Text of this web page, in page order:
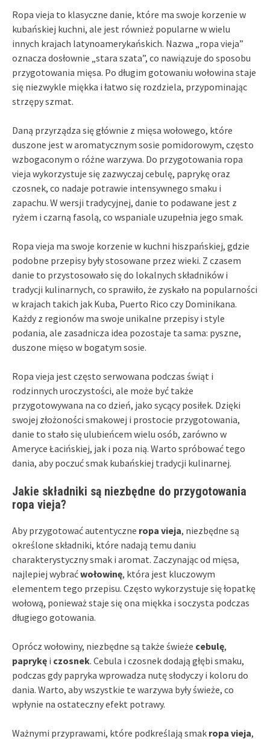
Ropa vieja to klasyczne danie, które ma swoje korzenie w
kubańskiej kuchni, ale jest również popularne w wielu
innych krajach latynoamerykańskich. Nazwa „ropa vieja”
oznacza dosłownie „stara szata”, co nawiązuje do sposobu
przygotowania mięsa. Po długim gotowaniu wołowina staje
się niezwykle miękka i łatwo się rozdziela, przypominając
strzępy szmat.
Daną przyrządza się głównie z mięsa wołowego, które
duszone jest w aromatycznym sosie pomidorowym, często
wzbogaconym o różne warzywa. Do przygotowania ropa
vieja wykorzystuje się zazwyczaj cebulę, paprykę oraz
czosnek, co nadaje potrawie intensywnego smaku i
zapachu. W wersji tradycyjnej, danie to podawane jest z
ryżem i czarną fasolą, co wspaniale uzupełnia jego smak.
Ropa vieja ma swoje korzenie w kuchni hiszpańskiej, gdzie
podobne przepisy były stosowane przez wieki. Z czasem
danie to przystosowało się do lokalnych składników i
tradycji kulinarnych, co sprawiło, że zyskało na popularności
w krajach takich jak Kuba, Puerto Rico czy Dominikana.
Każdy z regionów ma swoje unikalne przepisy i style
podania, ale zasadnicza idea pozostaje ta sama: pyszne,
duszone mięso w bogatym sosie.
Ropa vieja jest często serwowana podczas świąt i
rodzinnych uroczystości, ale może być także
przygotowywana na co dzień, jako sycący posiłek. Dzięki
swojej złożoności smakowej i prostocie przygotowania,
danie to stało się ulubieńcem wielu osób, zarówno w
Ameryce Łacińskiej, jak i poza nią. Warto spróbować tego
dania, aby poczuć smak kubańskiej tradycji kulinarnej.
Jakie składniki są niezbędne do przygotowania
ropa vieja?
Aby przygotować autentyczne ropa vieja, niezbędne są
określone składniki, które nadają temu daniu
charakterystyczny smak i aromat. Zaczynając od mięsa,
najlepiej wybraćwołowinę, która jest kluczowym
elementem tego przepisu. Często wykorzystuje się łopatkę
wołową, ponieważ staje się ona miękka i soczysta podczas
długiego gotowania.
Oprócz wołowiny, niezbędne są także świeże cebulę,
paprykę i czosnek. Cebula i czosnek dodają głębi smaku,
podczas gdy papryka wprowadza nutę słodyczy i koloru do
dania. Warto, aby wszystkie te warzywa były świeże, co
wpłynie na ostateczny efekt potrawy.
Ważnymi przyprawami, które podkreślają smak ropa vieja,